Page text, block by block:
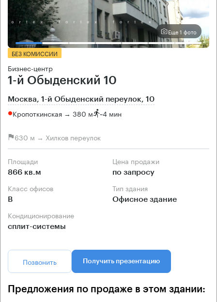
Еще 1 фото
БЕЗ КОМИССИИ
Бизнес-центр
1-й Обыденский 10
Москва, 1-й Обыденский переулок, 10
Кропоткинская → 380 м ~4 мин
630 м → Хилков переулок
Площади
866 кв.м
Цена продажи
по запросу
Класс офисов
B
Тип здания
Офисное здание
Кондиционирование
сплит-системы
Позвонить Получить презентацию
Предложения по продаже в этом здании: